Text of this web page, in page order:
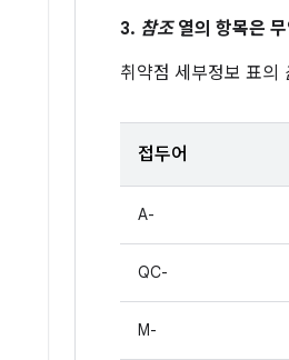
3. 참조열의 항목은
취약점 세부정보 표의
접두어
A-
QC-
M-